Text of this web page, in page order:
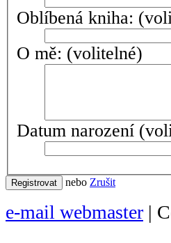
Oblíbená kniha:
O mě: (volitelné)
Datum narození
Registrovat nebo Zrušit
e-mail webmaster |